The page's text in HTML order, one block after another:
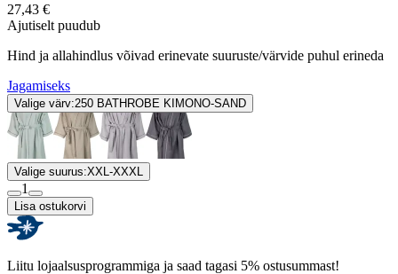
27,43 €
Ajutiselt puudub
Hind ja allahindlus võivad erinevate suuruste/värvide puhul erineda
Jagamiseks
Valige värv:250 BATHROBE KIMONO-SAND
Valige suurus:XXL-XXXL
1
Lisa ostukorvi
Liitu lojaalsusprogrammiga ja saad tagasi 5% ostusummast!